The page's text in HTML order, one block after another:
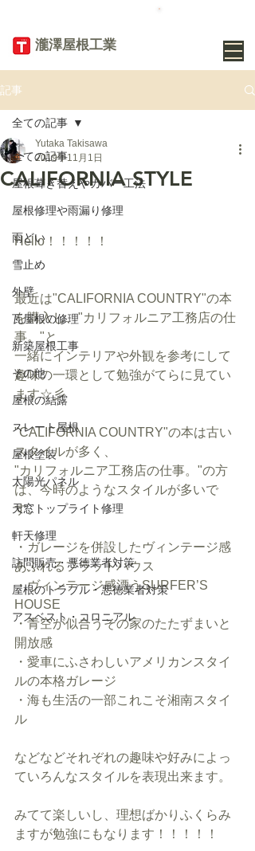
​瀧澤屋根工業
記事
全ての記事
屋根葺き替えやカバー工法
屋根修理や雨漏り修理
雨どい
雪止め
外壁
瓦屋根の修理
新築屋根工事
その他
屋根の結露
スレート屋根
屋根塗装
太陽光パネル
天窓トップライト修理
軒天修理
訪問販売・悪徳業者対策
屋根のトラブル・悪徳業者対策
アスベスト・コロニアル
全ての記事
CALIFORNIA STYLE
Yutaka Takisawa
2019年11月1日
Hello！！！！！
最近は"CALIFORNIA COUNTRY"の本
を購入し、"カリフォルニア工務店の仕
事。"と
一緒にインテリアや外観を参考にして
趣味の一環として勉強がてらに見てい
ます☆彡
"CALIFORNIA COUNTRY"の本は古い
スタイルが多く、
"カリフォルニア工務店の仕事。"の方
は、今時のようなスタイルが多いで
す。
・ガレージを併設したヴィンテージ感
あふれるフラットハウス
・ヴィンテージ感漂うSURFER’S
HOUSE
・青空が似合うその家のたたずまいと
開放感
・愛車にふさわしいアメリカンスタイ
ルの本格ガレージ
・海も生活の一部これこそ湘南スタイ
ル
などなどそれぞれの趣味や好みによっ
ていろんなスタイルを表現出来ます。
みてて楽しいし、理想ばかりふくらみ
ますが勉強にもなります！！！！！